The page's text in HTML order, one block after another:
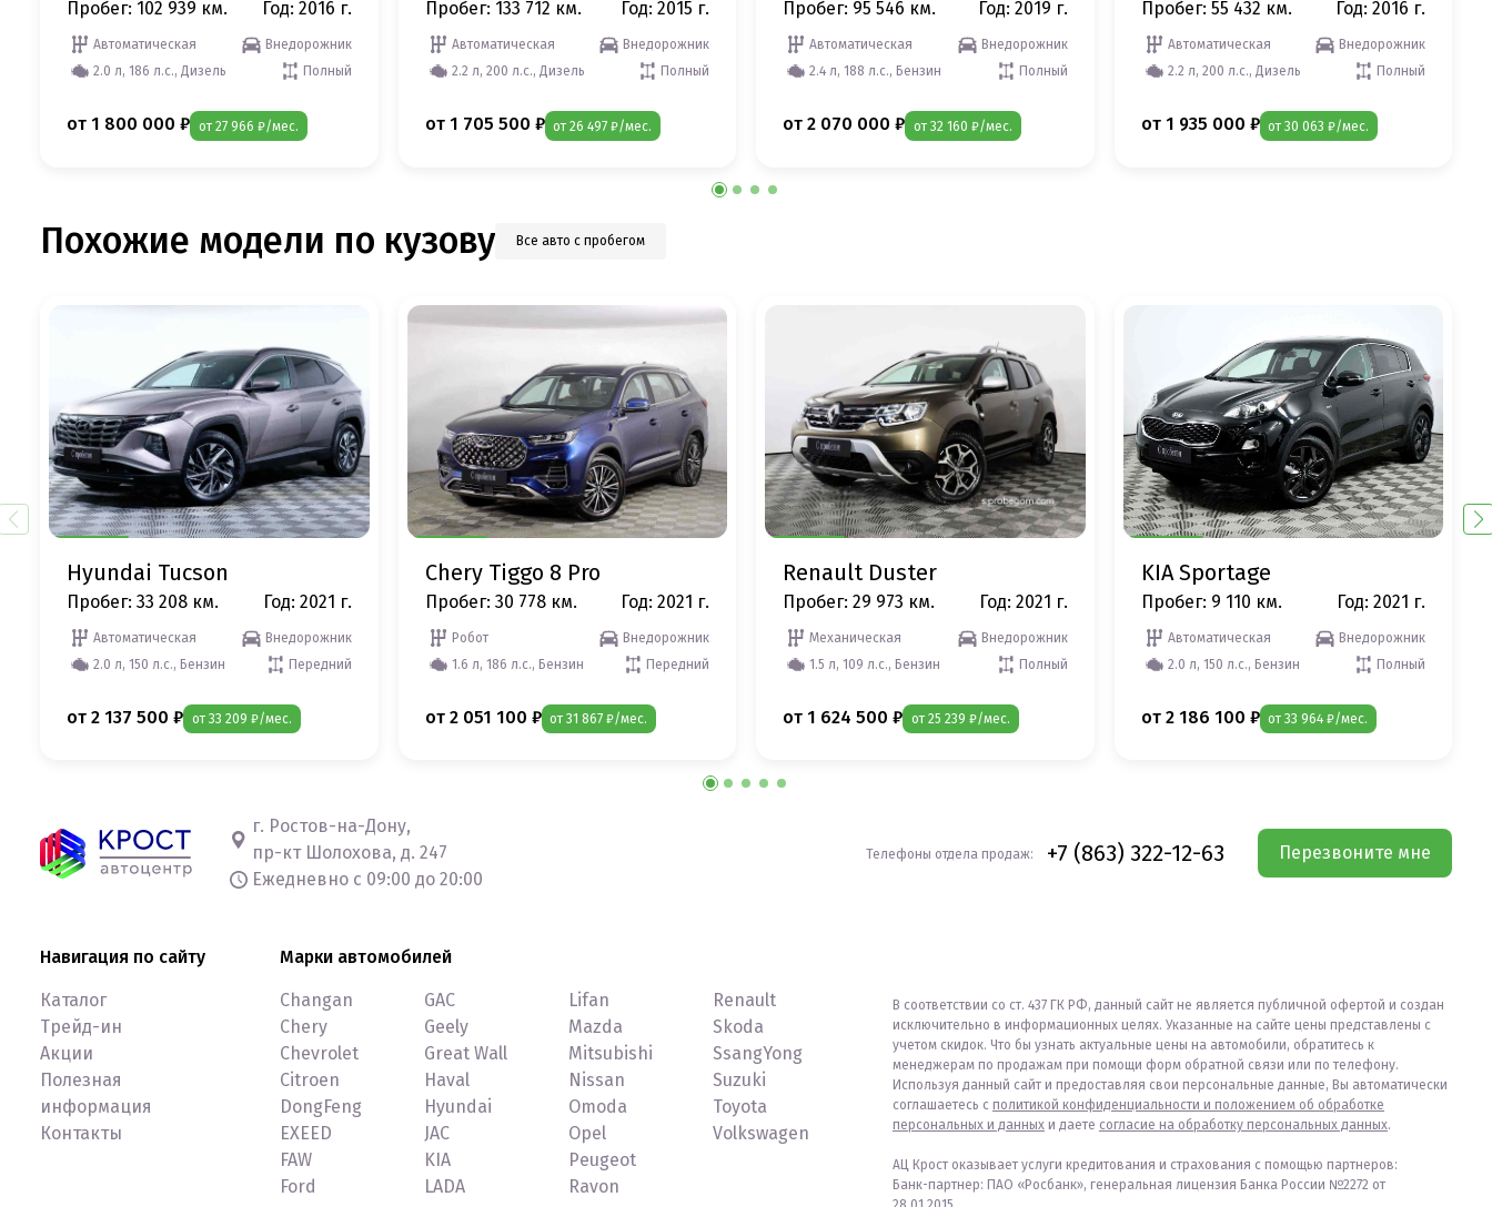
Пробег: 102 939 км. Год: 2016 г.
Автоматическая
Внедорожник
2.0 л, 186 л.с., Дизель
Полный
от 1 800 000 ₽ от 27 966 ₽/мес.
Пробег: 133 712 км. Год: 2015 г.
Автоматическая
Внедорожник
2.2 л, 200 л.с., Дизель
Полный
от 1 705 500 ₽ от 26 497 ₽/мес.
Пробег: 95 546 км. Год: 2019 г.
Автоматическая
Внедорожник
2.4 л, 188 л.с., Бензин
Полный
от 2 070 000 ₽ от 32 160 ₽/мес.
Пробег: 55 432 км. Год: 2016 г.
Автоматическая
Внедорожник
2.2 л, 200 л.с., Дизель
Полный
от 1 935 000 ₽ от 30 063 ₽/мес.
Похожие модели по кузову Все авто с пробегом
Hyundai Tucson
Пробег: 33 208 км. Год: 2021 г.
Автоматическая
Внедорожник
2.0 л, 150 л.с., Бензин
Передний
от 2 137 500 ₽ от 33 209 ₽/мес.
Chery Tiggo 8 Pro
Пробег: 30 778 км. Год: 2021 г.
Робот
Внедорожник
1.6 л, 186 л.с., Бензин
Передний
от 2 051 100 ₽ от 31 867 ₽/мес.
Renault Duster
Пробег: 29 973 км. Год: 2021 г.
Механическая
Внедорожник
1.5 л, 109 л.с., Бензин
Полный
от 1 624 500 ₽ от 25 239 ₽/мес.
KIA Sportage
Пробег: 9 110 км. Год: 2021 г.
Автоматическая
Внедорожник
2.0 л, 150 л.с., Бензин
Полный
от 2 186 100 ₽ от 33 964 ₽/мес.
г. Ростов-на-Дону,
пр-кт Шолохова, д. 247
Ежедневно с 09:00 до 20:00
Телефоны отдела продаж: +7 (863) 322-12-63 Перезвоните мне
Навигация по сайту
Каталог
Трейд-ин
Акции
Полезная
информация
Контакты
Марки автомобилей
Changan
Chery
Chevrolet
Citroen
DongFeng
EXEED
FAW
Ford
GAC
Geely
Great Wall
Haval
Hyundai
JAC
KIA
LADA
Lifan
Mazda
Mitsubishi
Nissan
Omoda
Opel
Peugeot
Ravon
Renault
Skoda
SsangYong
Suzuki
Toyota
Volkswagen
В соответствии со ст. 437 ГК РФ, данный сайт не является публичной офертой и создан
исключительно в информационных целях. Указанные на сайте цены представлены с
учетом скидок. Что бы узнать актуальные цены на автомобили, обратитесь к
менеджерам по продажам при помощи форм обратной связи или по телефону.
Используя данный сайт и предоставляя свои персональные данные, Вы автоматически
соглашаетесь с политикой конфиденциальности и положением об обработке
персональных и данных и даете согласие на обработку персональных данных.
АЦ Крост оказывает услуги кредитования и страхования с помощью партнеров:
Банк-партнер: ПАО «Росбанк», генеральная лицензия Банка России №2272 от